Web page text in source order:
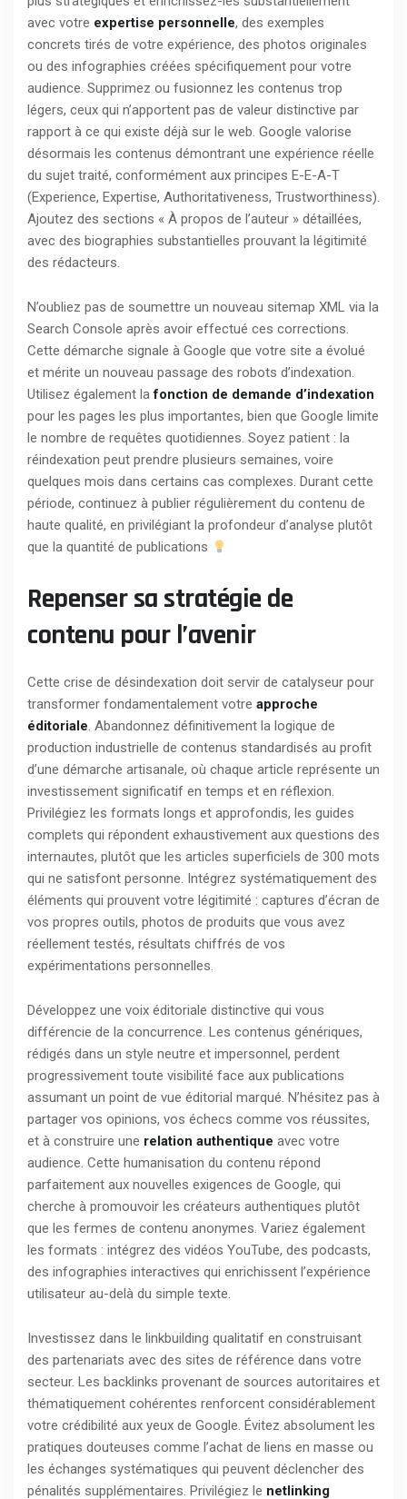
avec votre expertise personnelle, des exemples
concrets tirés de votre expérience, des photos originales
ou des infographies créées spécifiquement pour votre
audience. Supprimez ou fusionnez les contenus trop
légers, ceux qui n’apportent pas de valeur distinctive par
rapport à ce qui existe déjà sur le web. Google valorise
désormais les contenus démontrant une expérience réelle
du sujet traité, conformément aux principes E-E-A-T
(Experience, Expertise, Authoritativeness, Trustworthiness).
Ajoutez des sections « À propos de l’auteur » détaillées,
avec des biographies substantielles prouvant la légitimité
des rédacteurs.
N’oubliez pas de soumettre un nouveau sitemap XML via la
Search Console après avoir effectué ces corrections.
Cette démarche signale à Google que votre site a évolué
et mérite un nouveau passage des robots d’indexation.
Utilisez également lafonction de demande d’indexation
pour les pages les plus importantes, bien que Google limite
le nombre de requêtes quotidiennes. Soyez patient : la
réindexation peut prendre plusieurs semaines, voire
quelques mois dans certains cas complexes. Durant cette
période, continuez à publier régulièrement du contenu de
haute qualité, en privilégiant la profondeur d’analyse plutôt
que la quantité de publications
Repenser sa stratégie de
contenu pour l’avenir
Cette crise de désindexation doit servir de catalyseur pour
transformer fondamentalement votre approche
éditoriale. Abandonnez définitivement la logique de
production industrielle de contenus standardisés au profit
d’une démarche artisanale, où chaque article représente un
investissement significatif en temps et en réflexion.
Privilégiez les formats longs et approfondis, les guides
complets qui répondent exhaustivement aux questions des
internautes, plutôt que les articles superficiels de 300 mots
qui ne satisfont personne. Intégrez systématiquement des
éléments qui prouvent votre légitimité : captures d’écran de
vos propres outils, photos de produits que vous avez
réellement testés, résultats chiffrés de vos
expérimentations personnelles.
Développez une voix éditoriale distinctive qui vous
différencie de la concurrence. Les contenus génériques,
rédigés dans un style neutre et impersonnel, perdent
progressivement toute visibilité face aux publications
assumant un point de vue éditorial marqué. N’hésitez pas à
partager vos opinions, vos échecs comme vos réussites,
et à construire une relation authentique avec votre
audience. Cette humanisation du contenu répond
parfaitement aux nouvelles exigences de Google, qui
cherche à promouvoir les créateurs authentiques plutôt
que les fermes de contenu anonymes. Variez également
les formats : intégrez des vidéos YouTube, des podcasts,
des infographies interactives qui enrichissent l’expérience
utilisateur au-delà du simple texte.
Investissez dans le linkbuilding qualitatif en construisant
des partenariats avec des sites de référence dans votre
secteur. Les backlinks provenant de sources autoritaires et
thématiquement cohérentes renforcent considérablement
votre crédibilité aux yeux de Google. Évitez absolument les
pratiques douteuses comme l’achat de liens en masse ou
les échanges systématiques qui peuvent déclencher des
pénalités supplémentaires. Privilégiez le netlinking